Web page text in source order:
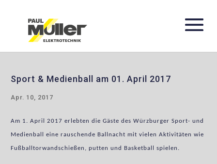
Sport & Medienball am 01. April 2017
Apr. 10, 2017
Am 1. April 2017 erlebten die Gäste des Würzburger Sport- und
Medienball eine rauschende Ballnacht mit vielen Aktivitäten wie
Fußballtorwandschießen, putten und Basketball spielen.